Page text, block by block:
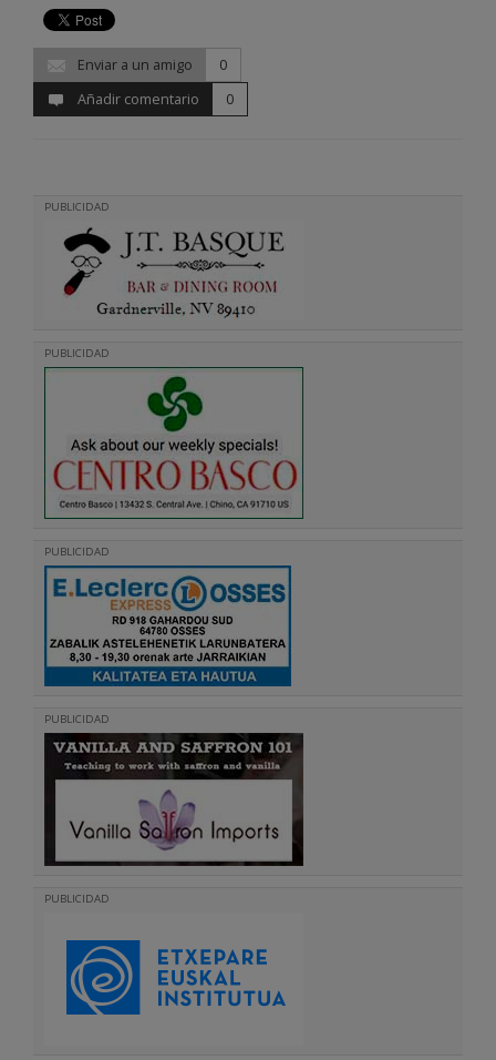
Enviar a un amigo
0
Añadir comentario
0
PUBLICIDAD
PUBLICIDAD
PUBLICIDAD
PUBLICIDAD
PUBLICIDAD